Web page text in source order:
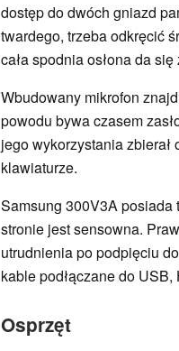
dostęp do dwóch gniazd
twardego, trzeba odkręcić
cała spodnia osłona da
Wbudowany mikrofon
powodu bywa czasem
jego wykorzystania zbierał
klawiaturze.
Samsung 300V3A posiada
stronie jest sensowna.
utrudnienia po podpięciu
kable podłączane do
Osprzęt